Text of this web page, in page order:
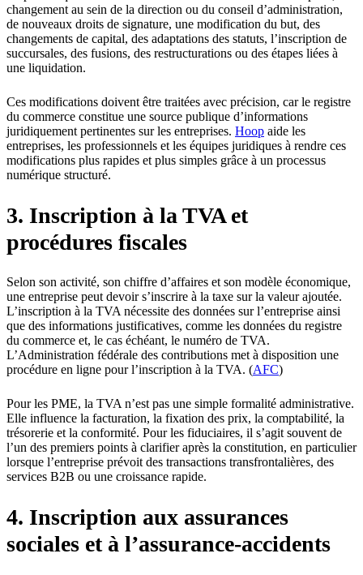
changement au sein de la direction ou du conseil d’administration,
de nouveaux droits de signature, une modification du but, des
changements de capital, des adaptations des statuts, l’inscription de
succursales, des fusions, des restructurations ou des étapes liées à
une liquidation.
Ces modifications doivent être traitées avec précision, car le registre
du commerce constitue une source publique d’informations
juridiquement pertinentes sur les entreprises. Hoop aide les
entreprises, les professionnels et les équipes juridiques à rendre ces
modifications plus rapides et plus simples grâce à un processus
numérique structuré.
3. Inscription à la TVA et
procédures fiscales
Selon son activité, son chiffre d’affaires et son modèle économique,
une entreprise peut devoir s’inscrire à la taxe sur la valeur ajoutée.
L’inscription à la TVA nécessite des données sur l’entreprise ainsi
que des informations justificatives, comme les données du registre
du commerce et, le cas échéant, le numéro de TVA.
L’Administration fédérale des contributions met à disposition une
procédure en ligne pour l’inscription à la TVA. (AFC)
Pour les PME, la TVA n’est pas une simple formalité administrative.
Elle influence la facturation, la fixation des prix, la comptabilité, la
trésorerie et la conformité. Pour les fiduciaires, il s’agit souvent de
l’un des premiers points à clarifier après la constitution, en particulier
lorsque l’entreprise prévoit des transactions transfrontalières, des
services B2B ou une croissance rapide.
4. Inscription aux assurances
sociales et à l’assurance-accidents